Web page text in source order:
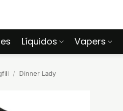
Líquidos Vapers
/ Dinner Lady